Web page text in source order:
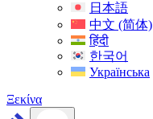
日本語
中文 (简体)
हिंदी
한국어
Українська
Ξεκίνα